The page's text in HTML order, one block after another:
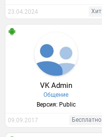
23.04.2024 Хит
VK Admin
Общение
Версия: Public
09.09.2017 Бесплатно